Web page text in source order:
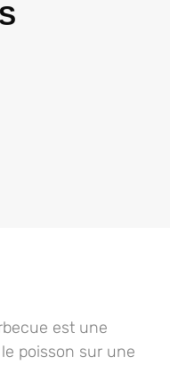
est une
poisson sur une